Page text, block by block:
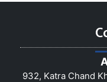
932, Katra Chand